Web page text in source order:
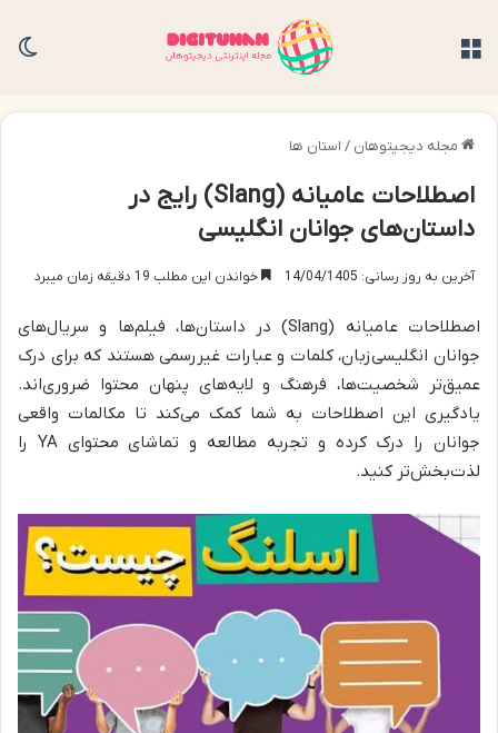
مجله دیجیتوهان / استان ها
اصطلاحات عامیانه (Slang) رایج در
داستان‌های جوانان انگلیسی
آخرین به روز رسانی: 14/04/1405 خواندن این مطلب 19 دقیقه زمان میبرد
اصطلاحات عامیانه (Slang) در داستان‌ها، فیلم‌ها و سریال‌های
جوانان انگلیسی‌زبان، کلمات و عبارات غیررسمی هستند که برای درک
عمیق‌تر شخصیت‌ها، فرهنگ و لایه‌های پنهان محتوا ضروری‌اند.
یادگیری این اصطلاحات به شما کمک می‌کند تا مکالمات واقعی
جوانان را درک کرده و تجربه مطالعه و تماشای محتوای YA را
لذت‌بخش‌تر کنید.